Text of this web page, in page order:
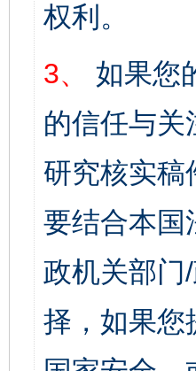
权利。
3、
如果您
的信任与关
研究核实稿
要结合本国
政机关部门
择，如果您